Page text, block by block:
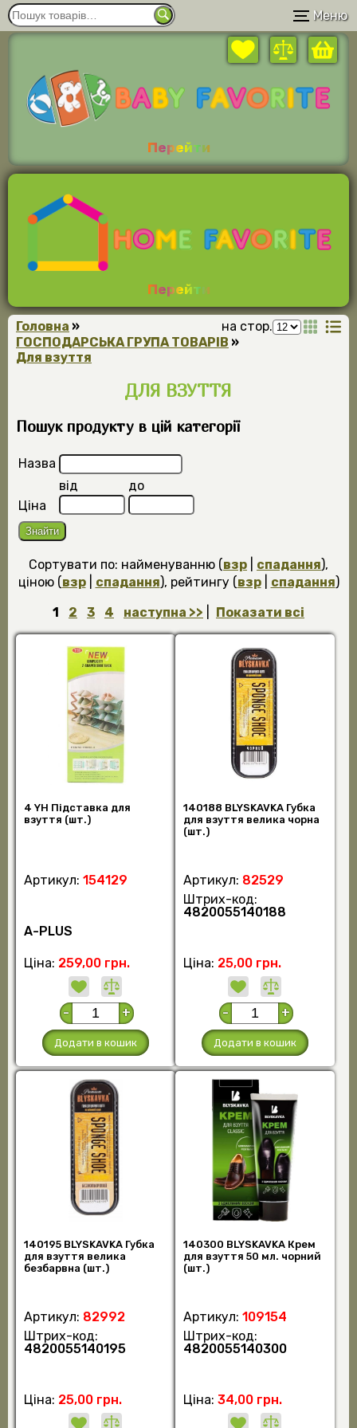
Меню
Перейти
Перейти
на стор.
Головна »
ГОСПОДАРСЬКА ГРУПА ТОВАРІВ »
Для взуття
ДЛЯ ВЗУТТЯ
Пошук продукту в цій категорії
Назва
Ціна
від до
Сортувати по: найменуванню (взр спадання),
ціною (взр| спадання), рейтингу (взр| спадання)
1
2 3 4 наступна >> Показати всі
4 YH Підставка для
взуття (шт.)
Артикул: 154129
А-PLUS
Ціна: 259,00 грн.
- +
Додати в кошик
140188 BLYSKAVKA Губка
для взуття велика чорна
(шт.)
Артикул: 82529
Штрих-код:
4820055140188
Ціна: 25,00 грн.
- +
Додати в кошик
140195 BLYSKAVKA Губка
для взуття велика
безбарвна (шт.)
Артикул: 82992
Штрих-код:
4820055140195
Ціна: 25,00 грн.
140300 BLYSKAVKA Крем
для взуття 50 мл. чорний
(шт.)
Артикул: 109154
Штрих-код:
4820055140300
Ціна: 34,00 грн.